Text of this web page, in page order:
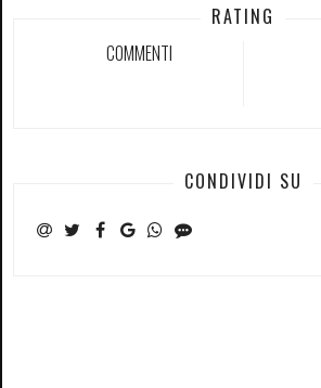
RATING
COMMENTI
CONDIVIDI SU